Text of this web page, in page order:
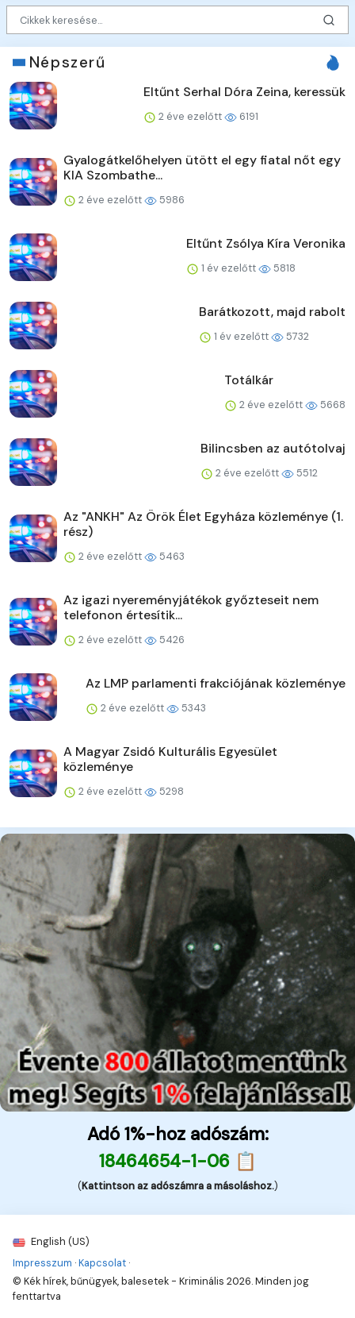
Népszerű
Eltűnt Serhal Dóra Zeina, keressük
2 éve ezelőtt 6191
Gyalogátkelőhelyen ütött el egy fiatal nőt egy
KIA Szombathe...
2 éve ezelőtt 5986
Eltűnt Zsólya Kíra Veronika
1 év ezelőtt 5818
Barátkozott, majd rabolt
1 év ezelőtt 5732
Totálkár
2 éve ezelőtt 5668
Bilincsben az autótolvaj
2 éve ezelőtt 5512
Az "ANKH" Az Örök Élet Egyháza közleménye (1.
rész)
2 éve ezelőtt 5463
Az igazi nyereményjátékok győzteseit nem
telefonon értesítik...
2 éve ezelőtt 5426
Az LMP parlamenti frakciójának közleménye
2 éve ezelőtt 5343
A Magyar Zsidó Kulturális Egyesület
közleménye
2 éve ezelőtt 5298
Adó 1%-hoz adószám:
18464654-1-06 📋
(Kattintson az adószámra a másoláshoz.)
English (US)
Impresszum ·Kapcsolat ·
© Kék hírek, bűnügyek, balesetek - Kriminális 2026. Minden jog
fenttartva